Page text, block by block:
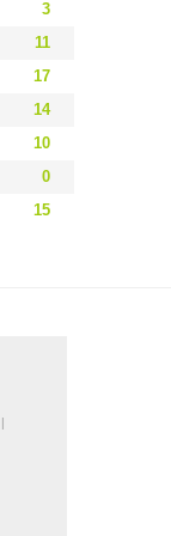
3
11
17
14
10
0
15